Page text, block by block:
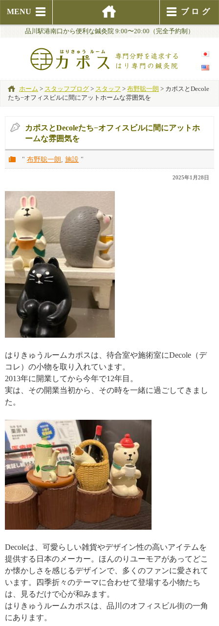
MENU ブログ
品川駅港南口から便利な鍼灸院 9:00〜20:00（完全予約制）
ホーム > スタッフブログ> スタッフ > 布野聡一朗 > カポスとDecole
たち−オフィスビルに間にアットホームな雰囲気を
カポスとDecoleたち−オフィスビルに間にアットホ
ームな雰囲気を
" 布野聡一朗 施設 "
2025年1月28日
はりきゅうルームカポスは、待合室や施術室にDecole（デ
コレ）の小物を取り入れています。
2013年に開業してから今年で12年目。
実は、その開業当初から、その時を一緒に過ごしてきまし
た。
Decoleは、可愛らしい雑貨やデザイン性の高いアイテムを
提供する日本のメーカー。ほんのりユーモアがあってどこ
か懐かしさを感じるデザインで、多くのファンに愛されて
います。四季折々のテーマに合わせて登場する小物たち
は、見るだけで心が和みます。
はりきゅうルームカポスは、品川のオフィスビル街の一角
にあります。